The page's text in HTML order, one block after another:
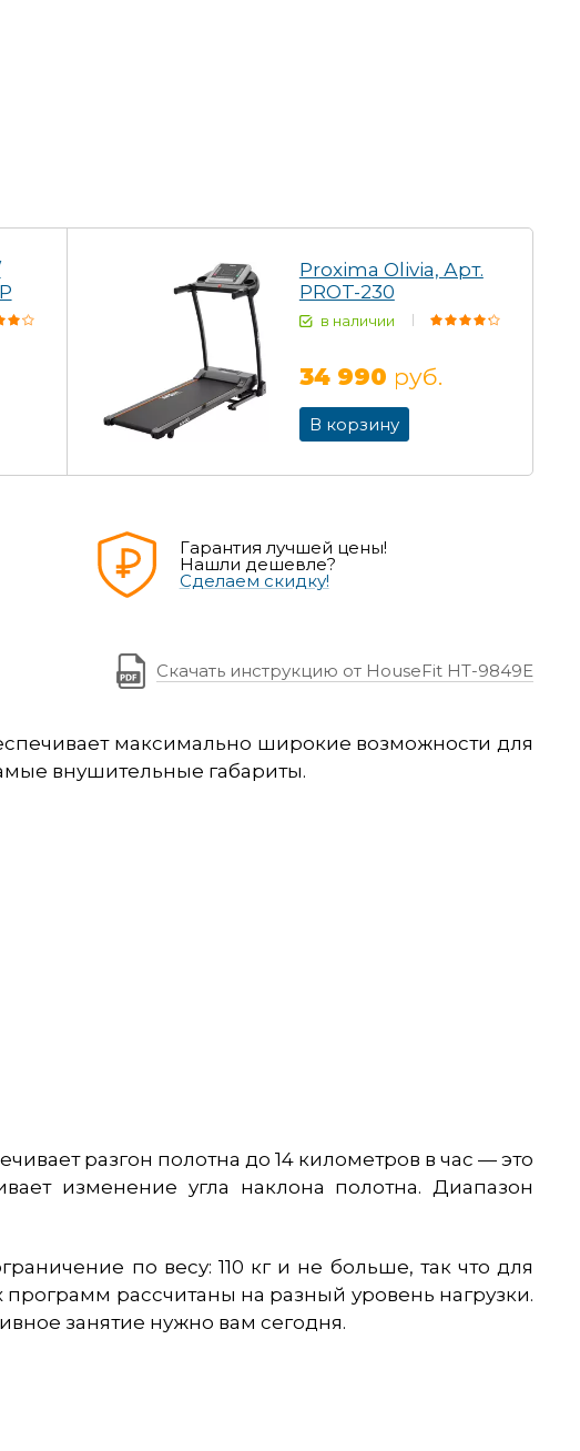
Proxima Olivia, Арт.
PROT-230
в наличии
34 990 руб.
В корзину
Гарантия лучшей цены!
Нашли дешевле?
Сделаем скидку!
Скачать инструкцию от HouseFit HT-9849E
максимально широкие возможности для
внушительные габариты.
разгон полотна до 14 километров в час — это
изменение угла наклона полотна. Диапазон
по весу: 110 кг и не больше, так что для
рассчитаны на разный уровень нагрузки.
занятие нужно вам сегодня.